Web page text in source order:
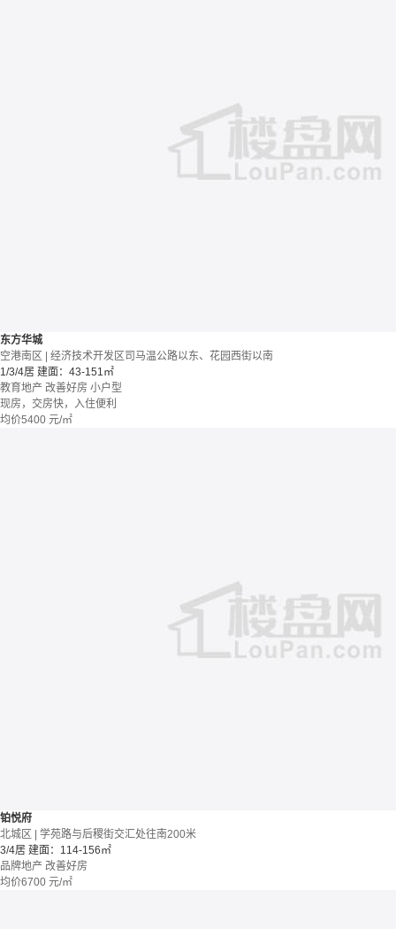
东方华城
空港南区 | 经济技术开发区司马温公路以东、花园西街以南
1/3/4居 建面：43-151㎡
教育地产 改善好房 小户型
现房，交房快，入住便利
均价5400 元/㎡
铂悦府
北城区 | 学苑路与后稷街交汇处往南200米
3/4居 建面：114-156㎡
品牌地产 改善好房
均价6700 元/㎡